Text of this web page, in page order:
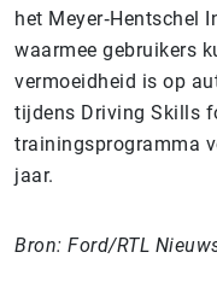
het Meyer‑Hentschel
waarmee gebruikers
vermoeidheid is op
tijdens Driving Skills
trainingsprogramma
jaar.
Bron: Ford/RTL